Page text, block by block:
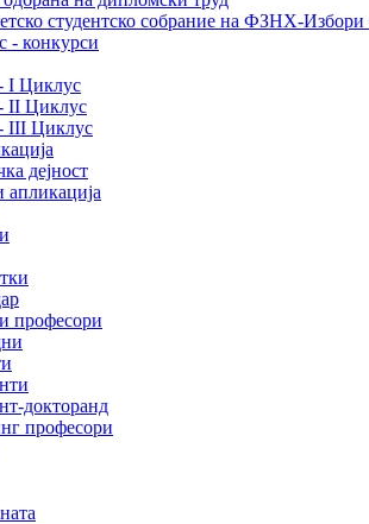
студентско собрание на ФЗНХ-
- конкурси
I Циклус
II Циклус
III Циклус
дејност
апликација
професори
докторанд
професори